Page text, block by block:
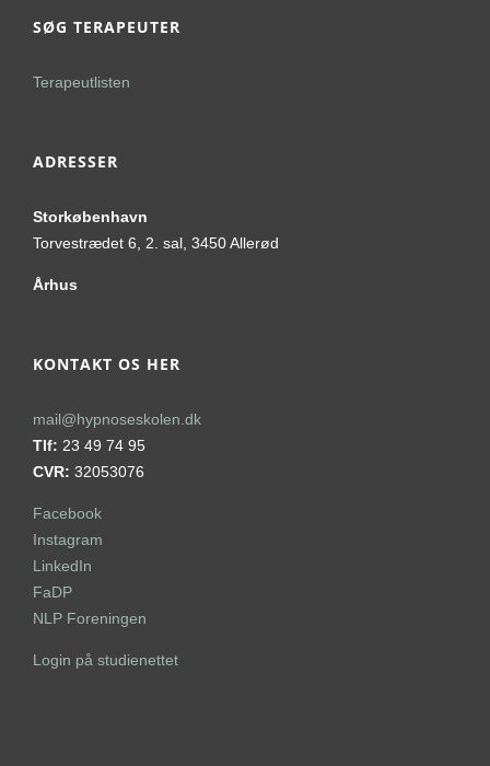
SØG TERAPEUTER
Terapeutlisten
ADRESSER
Storkøbenhavn
Torvestrædet 6, 2. sal, 3450 Allerød
Århus
KONTAKT OS HER
mail@hypnoseskolen.dk
Tlf: 23 49 74 95
CVR: 32053076
Facebook
Instagram
LinkedIn
FaDP
NLP Foreningen
Login på studienettet